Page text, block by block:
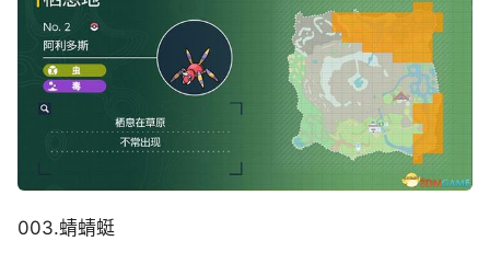
003.蜻蜻蜓